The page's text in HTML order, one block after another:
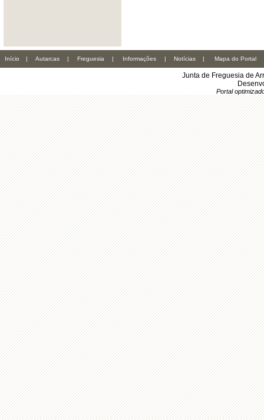
Início | Autarcas | Freguesia | Informações | Notícias | Mapa do Portal
Junta de Freguesia de
Portal